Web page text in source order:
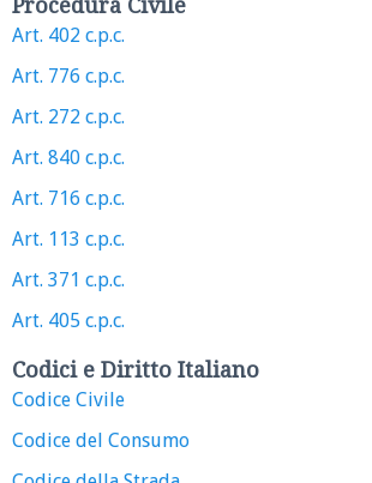
Procedura Civile
Art. 402 c.p.c.
Art. 776 c.p.c.
Art. 272 c.p.c.
Art. 840 c.p.c.
Art. 716 c.p.c.
Art. 113 c.p.c.
Art. 371 c.p.c.
Art. 405 c.p.c.
Codici e Diritto Italiano
Codice Civile
Codice del Consumo